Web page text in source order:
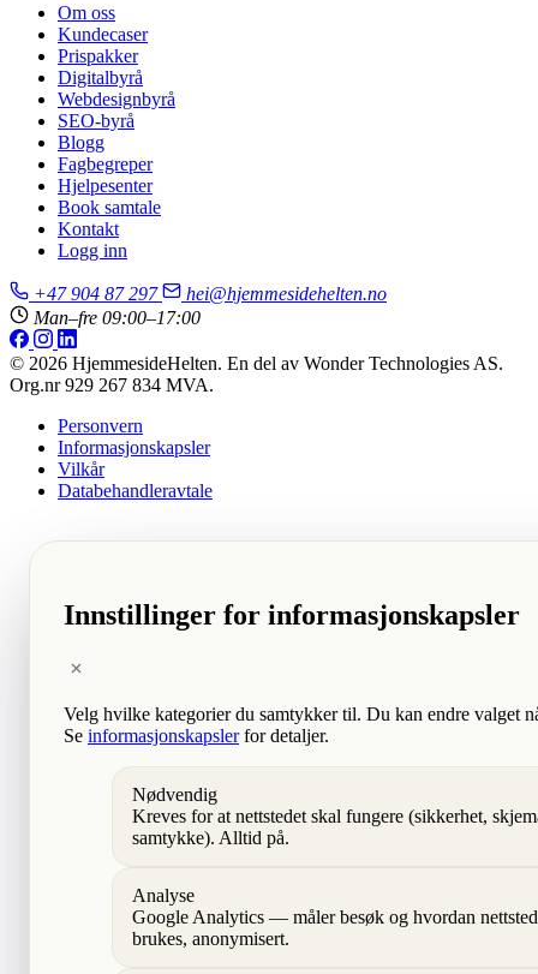
Om oss
Kundecaser
Prispakker
Digitalbyrå
Webdesignbyrå
SEO-byrå
Blogg
Fagbegreper
Hjelpesenter
Book samtale
Kontakt
Logg inn
+47 904 87 297
hei@hjemmesidehelten.no
Man–fre 09:00–17:00
© 2026 HjemmesideHelten. En del av Wonder Technologies AS.
Org.nr 929 267 834 MVA.
Personvern
Informasjonskapsler
Vilkår
Databehandleravtale
Innstillinger for informasjonskapsler
Velg hvilke kategorier du samtykker til. Du kan endre valget
Se informasjonskapslerfor detaljer.
Nødvendig
Kreves for at nettstedet skal fungere (sikkerhet,
samtykke). Alltid på.
Analyse
Google Analytics — måler besøk og hvordan
brukes, anonymisert.